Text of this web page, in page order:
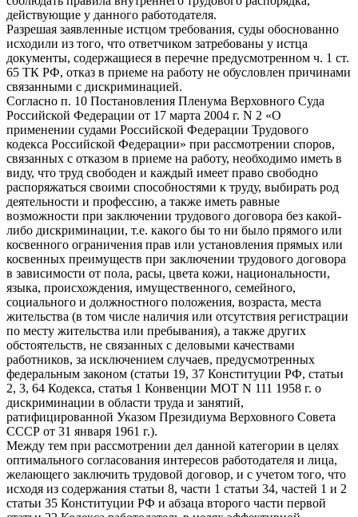
действующие у данного работодателя.
Разрешая заявленные истцом требования, суды обоснованно
исходили из того, что ответчиком затребованы у истца
документы, содержащиеся в перечне предусмотренном ч. 1 ст.
65 ТК РФ, отказ в приеме на работу не обусловлен причинами
связанными с дискриминацией.
Согласно п. 10 Постановления Пленума Верховного Суда
Российской Федерации от 17 марта 2004 г. N 2 «О
применении судами Российской Федерации Трудового
кодекса Российской Федерации» при рассмотрении споров,
связанных с отказом в приеме на работу, необходимо иметь в
виду, что труд свободен и каждый имеет право свободно
распоряжаться своими способностями к труду, выбирать род
деятельности и профессию, а также иметь равные
возможности при заключении трудового договора без какой-
либо дискриминации, т.е. какого бы то ни было прямого или
косвенного ограничения прав или установления прямых или
косвенных преимуществ при заключении трудового договора
в зависимости от пола, расы, цвета кожи, национальности,
языка, происхождения, имущественного, семейного,
социального и должностного положения, возраста, места
жительства (в том числе наличия или отсутствия регистрации
по месту жительства или пребывания), а также других
обстоятельств, не связанных с деловыми качествами
работников, за исключением случаев, предусмотренных
федеральным законом (статьи 19, 37 Конституции РФ, статьи
2, 3, 64 Кодекса, статья 1 Конвенции МОТ N 111 1958 г. о
дискриминации в области труда и занятий,
ратифицированной Указом Президиума Верховного Совета
СССР от 31 января 1961 г.).
Между тем при рассмотрении дел данной категории в целях
оптимального согласования интересов работодателя и лица,
желающего заключить трудовой договор, и с учетом того, что
исходя из содержания статьи 8, части 1 статьи 34, частей 1 и 2
статьи 35 Конституции РФ и абзаца второго части первой